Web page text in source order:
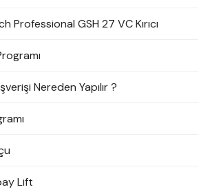
Professional GSH 27 VC Kırıcı
Nereden Yapılır ?
Lift